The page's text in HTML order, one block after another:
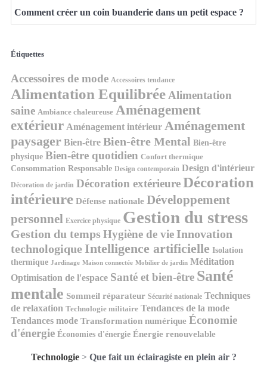
Comment créer un coin buanderie dans un petit espace ?
Étiquettes
Accessoires de mode Accessoires tendance
Alimentation Equilibrée Alimentation
saine Ambiance chaleureuse Aménagement
extérieur Aménagement intérieur Aménagement
paysager Bien-être Bien-être Mental Bien-être
physique Bien-être quotidien Confort thermique
Consommation Responsable Design contemporain Design d'intérieur
Décoration de jardin Décoration extérieureDécoration
intérieure Défense nationale Développement
personnel Exercice physique Gestion du stress
Gestion du temps Hygiène de vie Innovation
technologique Intelligence artificielle Isolation
thermique Jardinage Maison connectée Mobilier de jardin Méditation
Optimisation de l'espace Santé et bien-être Santé
mentale Sommeil réparateur Sécurité nationale Techniques
de relaxation Technologie militaire Tendances de la mode
Tendances mode Transformation numérique Économie
d'énergie Économies d'énergie Énergie renouvelable
Technologie> Que fait un éclairagiste en plein air ?